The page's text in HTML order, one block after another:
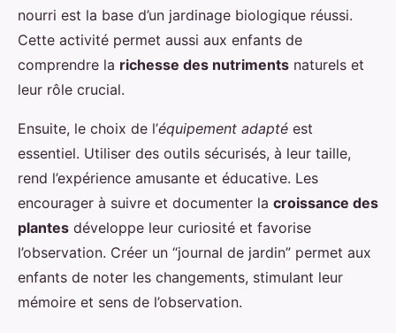
nourri est la base d’un jardinage biologique réussi.
Cette activité permet aussi aux enfants de
comprendre la richesse des nutriments naturels et
leur rôle crucial.
Ensuite, le choix de l’équipement adapté est
essentiel. Utiliser des outils sécurisés, à leur taille,
rend l’expérience amusante et éducative. Les
encourager à suivre et documenter la croissance des
plantes développe leur curiosité et favorise
l’observation. Créer un “journal de jardin” permet aux
enfants de noter les changements, stimulant leur
mémoire et sens de l’observation.